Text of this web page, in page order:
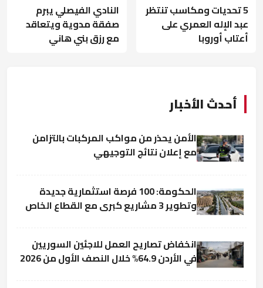
5 تحديات ومكاسب تنتظر
عبد الإله العمري على
أعتاب أوروبا
النادي الفيصلي يبرم
صفقة مدوية ويتعاقد
مع رزق بني هاني
أحدث الأخبار
الأمن يحذر من مواكب المركبات بالتزامن
مع إعلان نتائج التوجيهي
الحكومة: 100 فرصة استثمارية جديدة
وتطوير 3 مشاريع كبرى مع القطاع الخاص
انخفاض تصاريح العمل للاجئين السوريين
في الأردن 64.9% خلال النصف الأول من 2026